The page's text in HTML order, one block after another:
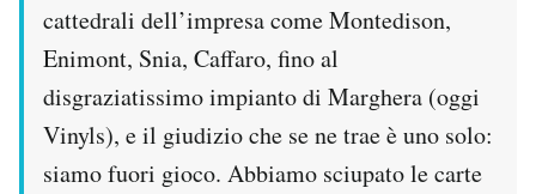
cattedrali dell’impresa come Montedison,
Enimont, Snia, Caffaro, fino al
disgraziatissimo impianto di Marghera (oggi
Vinyls), e il giudizio che se ne trae è uno solo:
siamo fuori gioco. Abbiamo sciupato le carte